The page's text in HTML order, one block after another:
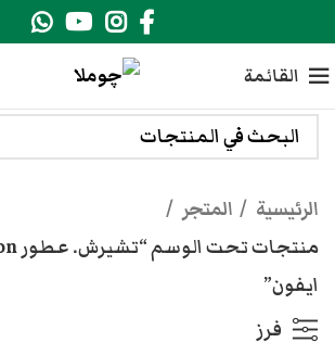
القائمة
الرئيسية
المتجر
ايفون”
فرز